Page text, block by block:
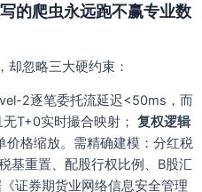
的爬虫永远跑不赢专业数
却忽略三大硬约束：
2逐笔委托流延迟<50ms，而
T+0实时撮合映射； 复权逻辑
价格缩放。需精确建模：分红税
基重置、配股行权比例、B股汇
《证券期货业网络信息安全管理